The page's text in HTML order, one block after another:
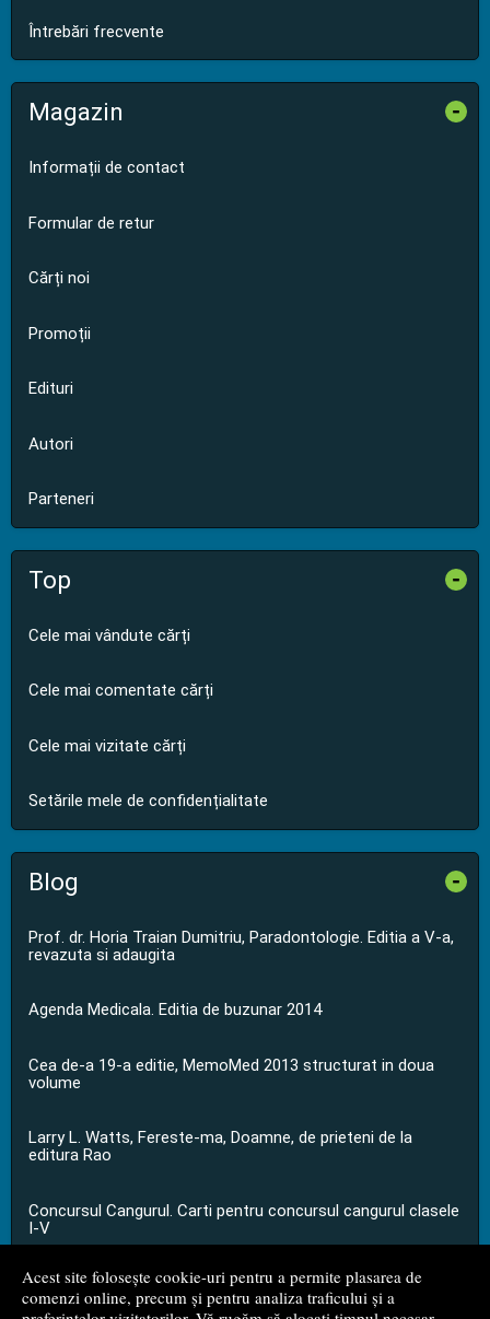
Acest site folosește cookie-uri pentru a permite plasarea de
comenzi online, precum și pentru analiza traficului și a
Întrebări frecvente
Magazin -
Informații de contact
Formular de retur
Cărți noi
Promoții
Edituri
Autori
Parteneri
Top -
Cele mai vândute cărți
Cele mai comentate cărți
Cele mai vizitate cărți
Setările mele de confidențialitate
Blog -
Prof. dr. Horia Traian Dumitriu, Paradontologie. Editia a V-a,
revazuta si adaugita
Agenda Medicala. Editia de buzunar 2014
Cea de-a 19-a editie, MemoMed 2013 structurat in doua
volume
Larry L. Watts, Fereste-ma, Doamne, de prieteni de la
editura Rao
Concursul Cangurul. Carti pentru concursul cangurul clasele
I-V
...toate știrile